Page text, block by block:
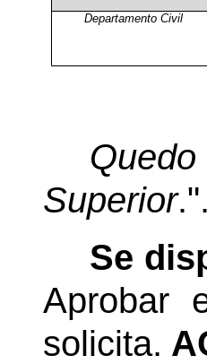
Departamento Civil
Superior.".
Se
Aprobar
solicita.